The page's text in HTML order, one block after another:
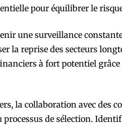
pour équilibrer le
une surveillance
la reprise des secteurs
à fort potentiel grâce
la collaboration avec des
de sélection.